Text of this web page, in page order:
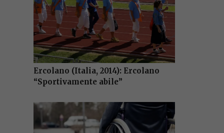
Ercolano (Italia, 2014): Ercolano
“Sportivamente abile”